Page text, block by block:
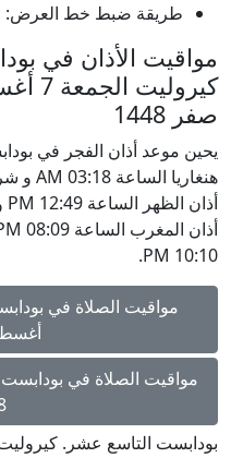
طريقة ضبط خط العرض:
مواقيت الأذان في
صفر 1448
يحين موعد أذان الفجر في
10:10 PM.
مواقيت الصلاة في
أغسطس
مواقيت الصلاة في
بودابست التاسع عشر.